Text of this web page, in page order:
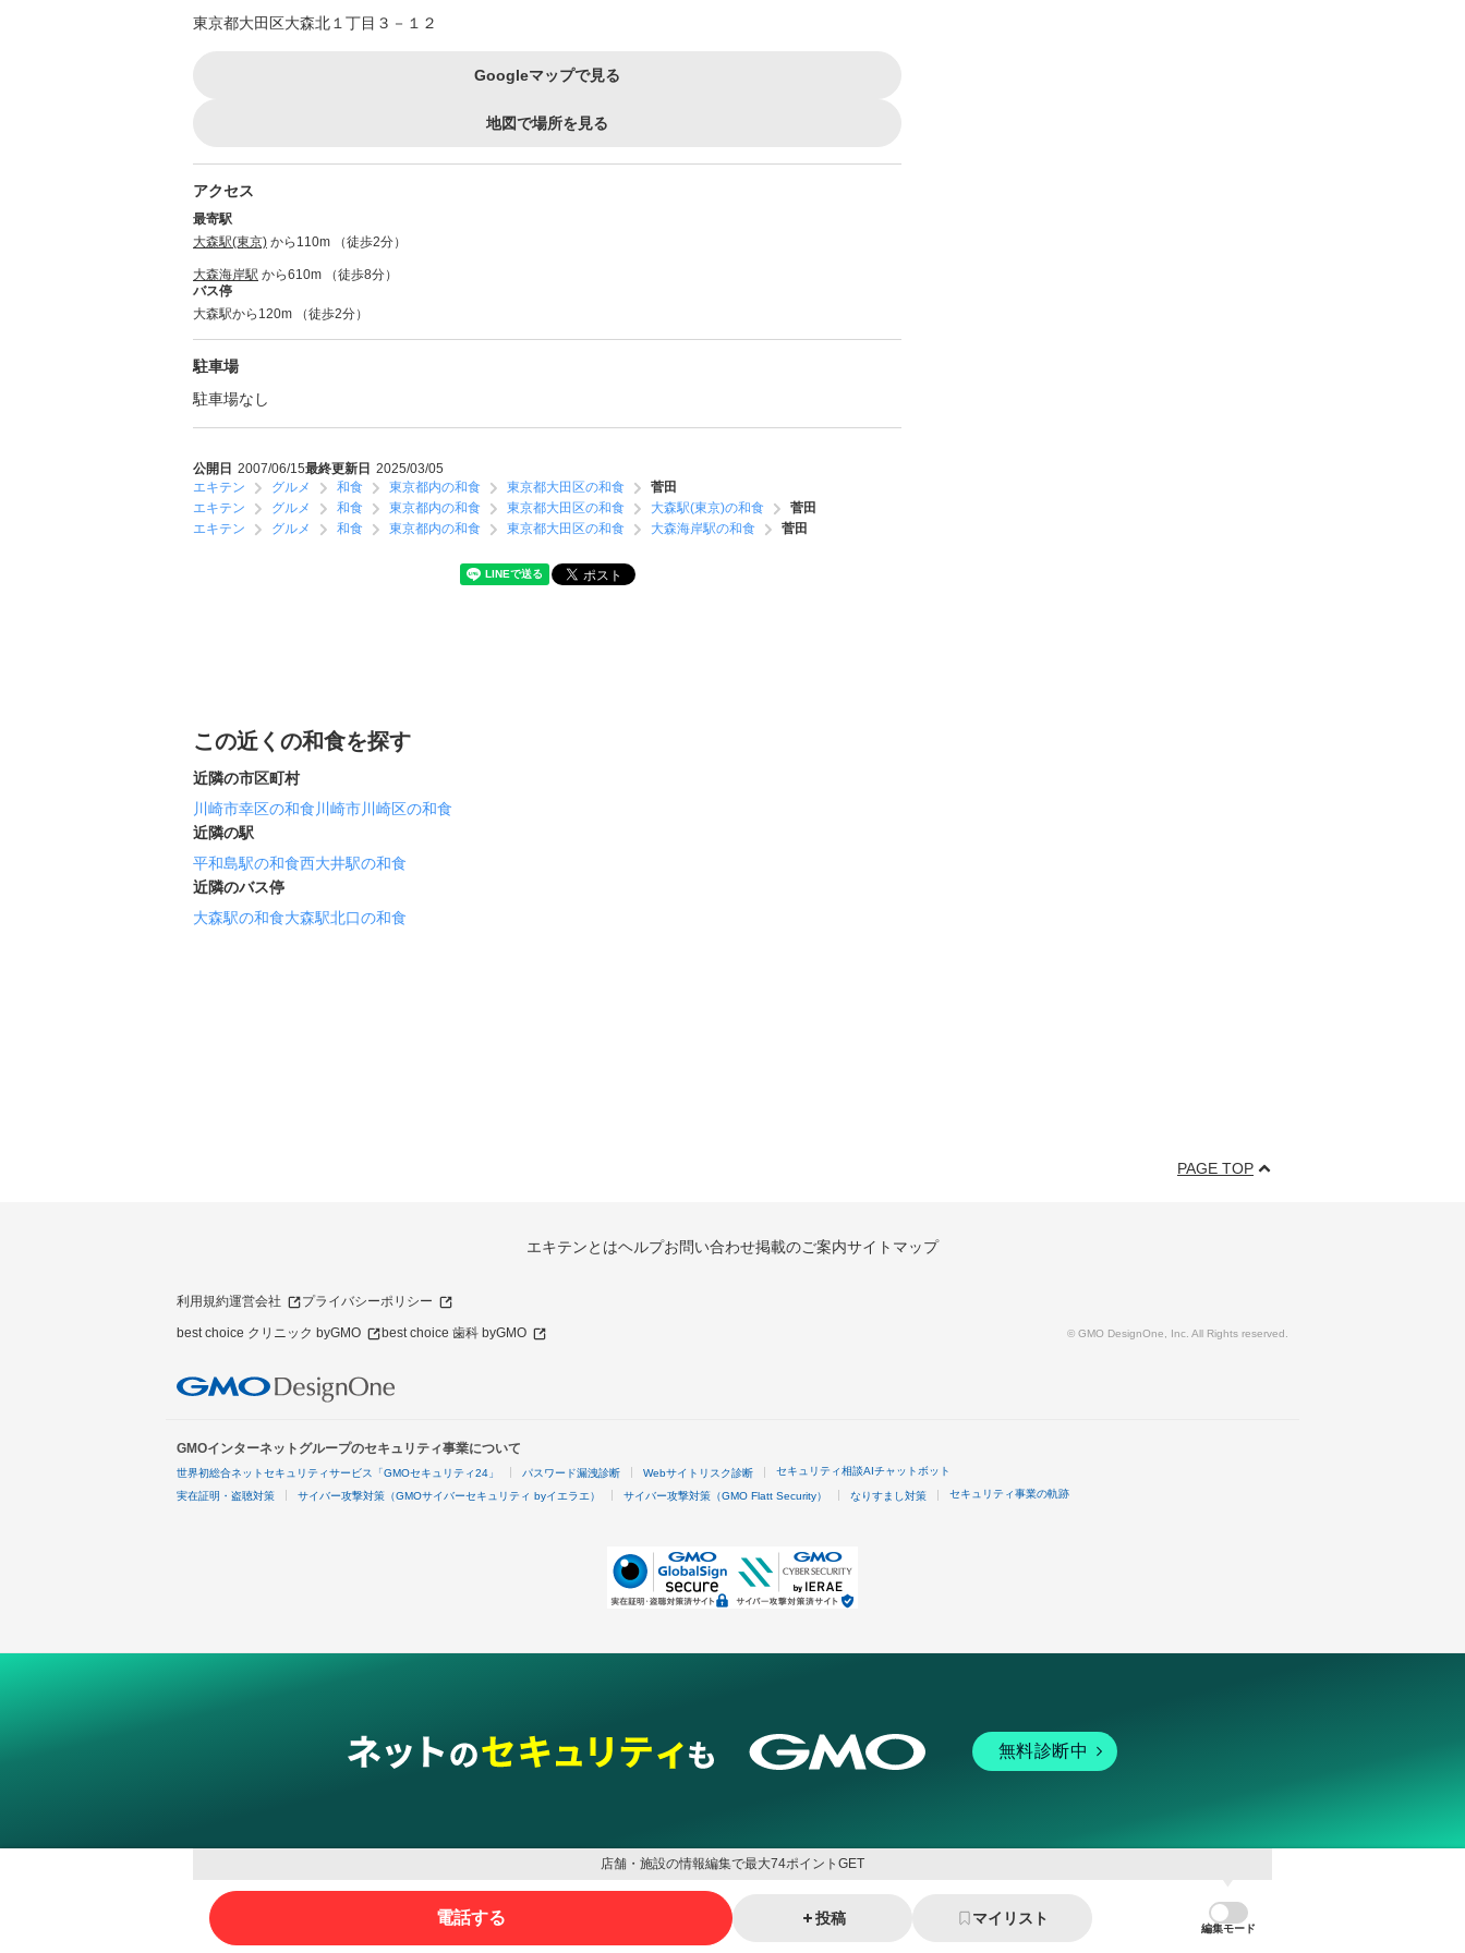
東京都大田区大森北１丁目３－１２
Googleマップで見る
地図で場所を見る
アクセス
最寄駅
大森駅(東京) から110m （徒歩2分）
大森海岸駅 から610m （徒歩8分）
バス停
大森駅から120m （徒歩2分）
駐車場
駐車場なし
公開日 2007/06/15最終更新日 2025/03/05
エキテン
グルメ 和食 東京都内の和食 東京都大田区の和食
菅田
エキテン
グルメ 和食 東京都内の和食 東京都大田区の和食 大森駅(東京)の和食
菅田
エキテン
グルメ 和食 東京都内の和食 東京都大田区の和食 大森海岸駅の和食 菅田
この近くの和食を探す
近隣の市区町村
川崎市幸区の和食 川崎市川崎区の和食
近隣の駅
平和島駅の和食西大井駅の和食
近隣のバス停
大森駅の和食大森駅北口の和食
PAGE TOP
エキテンとはヘルプお問い合わせ掲載のご案内サイトマップ
利用規約運営会社 プライバシーポリシー
best choice クリニック byGMO best choice 歯科 byGMO © GMO DesignOne, Inc. All Rights reserved.
GMOインターネットグループのセキュリティ事業について
世界初総合ネットセキュリティサービス「GMOセキュリティ24」 パスワード漏洩診断 Webサイトリスク診断 セキュリティ相談AIチャットボット
実在証明・盗聴対策 サイバー攻撃対策（GMOサイバーセキュリティ byイエラエ） サイバー攻撃対策（GMO Flatt Security） なりすまし対策 セキュリティ事業の軌跡
無料診断中
グループサービス
インターネットサービス マーケティング支援
店舗・施設の情報編集で最大74ポイントGET
電話する 投稿 マイリスト
編集モード